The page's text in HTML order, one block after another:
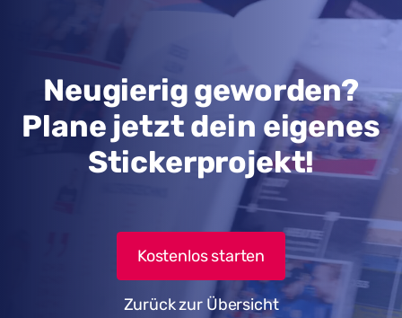
Neugierig geworden?
Plane jetzt dein eigenes
Stickerprojekt!
Kostenlos starten
Zurück zur Übersicht